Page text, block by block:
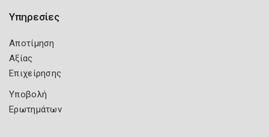
Υπηρεσίες
Αποτίμηση
Αξίας
Επιχείρησης
Υποβολή
Ερωτημάτων